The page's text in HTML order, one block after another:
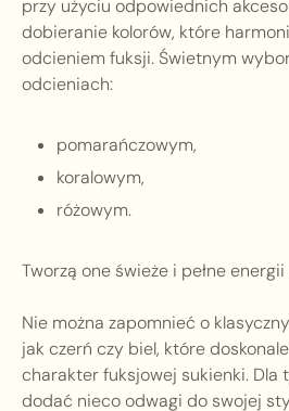
przy użyciu odpowiednich
dobieranie kolorów, które
odcieniem fuksji. Świetnym
odcieniach:
pomarańczowym,
koralowym,
różowym.
Tworzą one świeże i pełne
Nie można zapomnieć o
jak czerń czy biel, które
charakter fuksjowej sukienki. Dla
dodać nieco odwagi do swojej